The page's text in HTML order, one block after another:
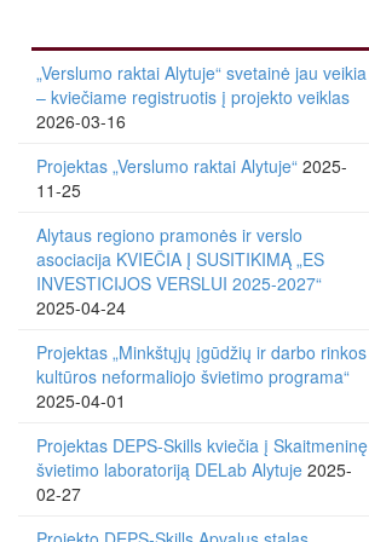
„Verslumo raktai Alytuje“ svetainė jau veikia
– kviečiame registruotis į projekto veiklas
2026-03-16
Projektas „Verslumo raktai Alytuje“ 2025-
11-25
Alytaus regiono pramonės ir verslo
asociacija KVIEČIA Į SUSITIKIMĄ „ES
INVESTICIJOS VERSLUI 2025-2027“
2025-04-24
Projektas „Minkštųjų įgūdžių ir darbo rinkos
kultūros neformaliojo švietimo programa“
2025-04-01
Projektas DEPS-Skills kviečia į Skaitmeninę
švietimo laboratoriją DELab Alytuje 2025-
02-27